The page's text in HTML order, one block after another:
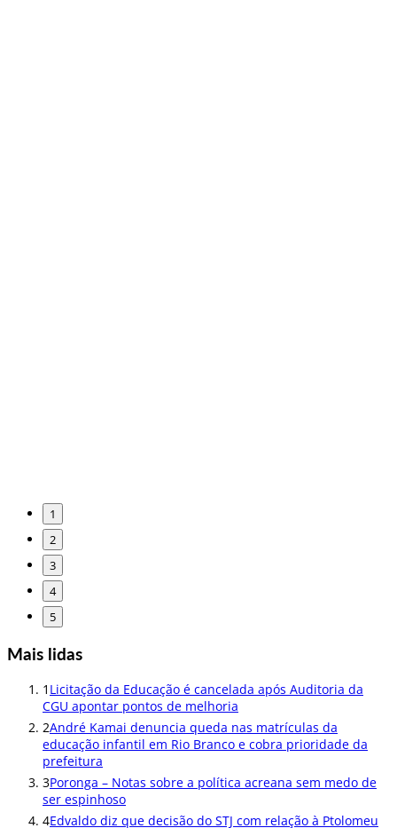
1
2
3
4
5
Mais lidas
1 Licitação da Educação é cancelada após Auditoria da
CGU apontar pontos de melhoria
2André Kamai denuncia queda nas matrículas da
educação infantil em Rio Branco e cobra prioridade da
prefeitura
3Poronga – Notas sobre a política acreana sem medo de
ser espinhoso
4Edvaldo diz que decisão do STJ com relação à Ptolomeu